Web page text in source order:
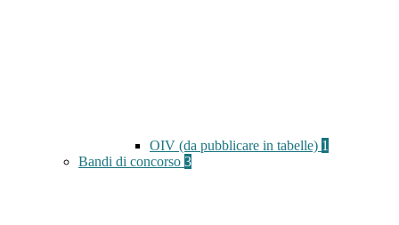
OIV (da pubblicare in tabelle) 1
Bandi di concorso 3